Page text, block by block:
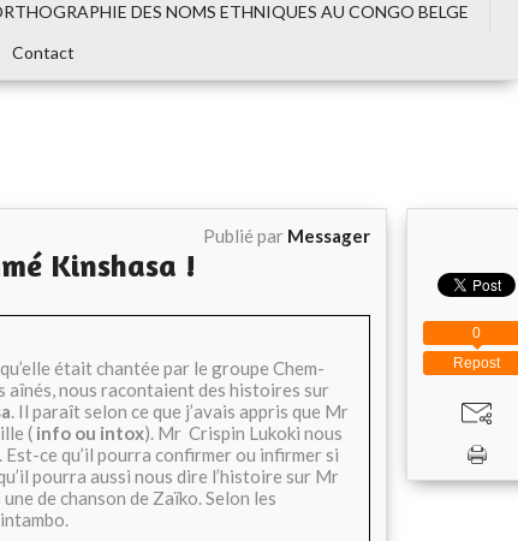
DES NOMS ETHNIQUES AU CONGO BELGE
Contact
Publié par Messager
Kinshasa !
était chantée par le groupe Chem-
aînés, nous racontaient des histoires sur
. Il paraît selon ce que j’avais appris que Mr
( info ou intox). Mr Crispin Lukoki nous
ce qu’il pourra confirmer ou infirmer si
pourra aussi nous dire l’histoire sur Mr
de chanson de Zaïko. Selon les
Repost
0